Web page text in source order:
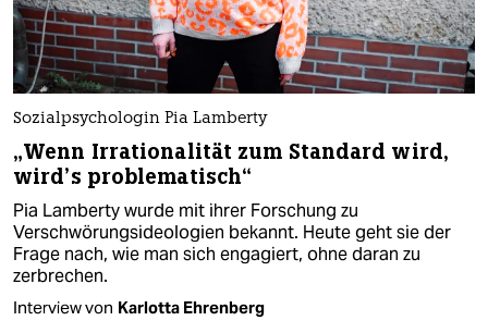
Sozialpsychologin Pia Lamberty
„Wenn Irrationalität zum Standard wird,
wird’s problematisch“
Pia Lamberty wurde mit ihrer Forschung zu
Verschwörungsideologien bekannt. Heute geht sie der
Frage nach, wie man sich engagiert, ohne daran zu
zerbrechen.
Interview von Karlotta Ehrenberg